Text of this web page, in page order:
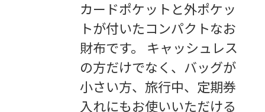
カードポケットと外ポケッ
トが付いたコンパクトなお
財布です。 キャッシュレス
の方だけでなく、バッグが
小さい方、旅行中、定期券
入れにもお使いいただける